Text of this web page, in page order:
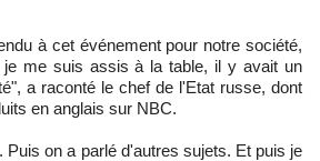
à cet événement pour notre société,
je me suis assis à la table, il y avait un
a raconté le chef de l'Etat russe, dont
en anglais sur NBC.
Puis on a parlé d'autres sujets. Et puis je